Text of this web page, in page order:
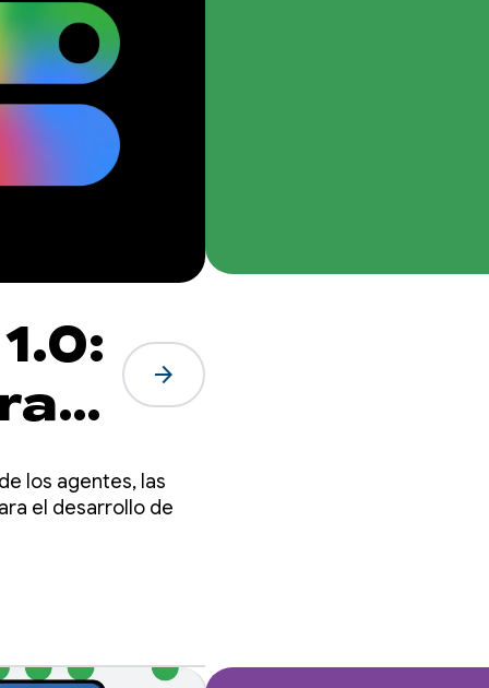
arrow_forward
los agentes, las
el desarrollo de